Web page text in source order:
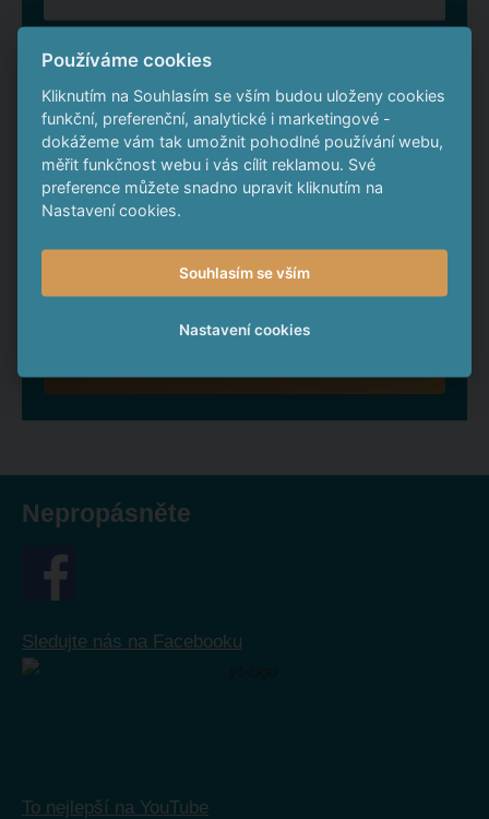
Aktuální cena za 1 kus
Počet kusů
Celkem k úhradě:
Nepropásněte
Sledujte nás na Facebooku
To nejlepší na YouTube
Používáme cookies
Kliknutím na Souhlasím se vším budou uloženy cookies
funkční, preferenční, analytické i marketingové -
dokážeme vám tak umožnit pohodlné používání webu,
měřit funkčnost webu i vás cílit reklamou. Své
preference můžete snadno upravit kliknutím na
Nastavení cookies.
Souhlasím se vším
Nastavení cookies